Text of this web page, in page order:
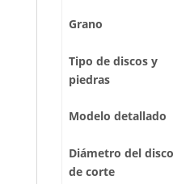
Grano
Tipo de discos y
piedras
Modelo detallado
Diámetro del disco
de corte